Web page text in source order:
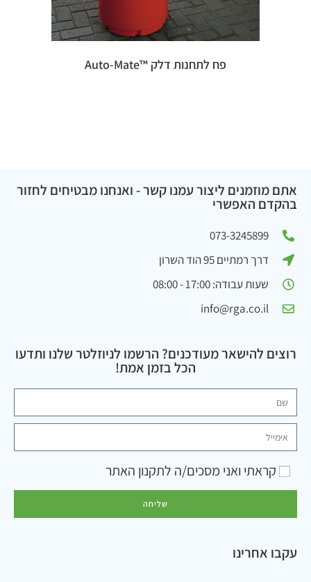
פח לתחנות דלק ™Auto-Mate
אתם מוזמנים ליצור עמנו קשר - ואנחנו מבטיחים לחזור
בהקדם האפשרי
073-3245899
דרך רמתיים 95 הוד השרון
שעות עבודה: 17:00 - 08:00
info@rga.co.il
רוצים להישאר מעודכנים? הרשמו לניוזלטר שלנו ותדעו
הכל בזמן אמת!
קראתי ואני מסכים/ה לתקנון האתר
שליחה
עקבו אחרינו